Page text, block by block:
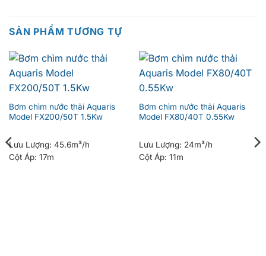
SẢN PHẨM TƯƠNG TỰ
Bơm chìm nước thải Aquaris
Model FX200/50T 1.5Kw
Lưu Lượng: 45.6m³/h
Cột Áp: 17m
Bơm chìm nước thải Aquaris
Model FX80/40T 0.55Kw
Lưu Lượng: 24m³/h
Cột Áp: 11m